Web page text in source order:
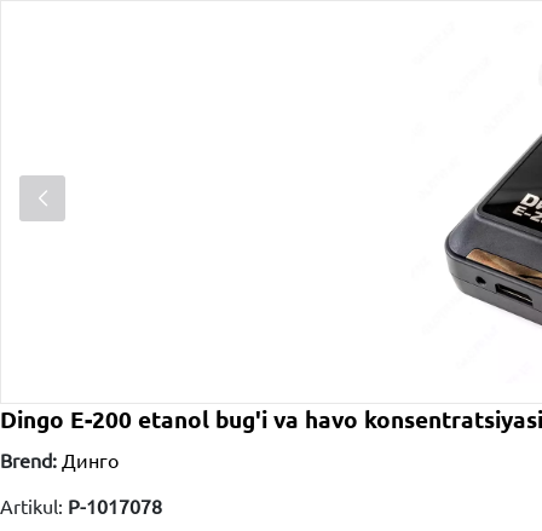
Dingo E-200 etanol bug'i va havo
Brend: Динго
Artikul: P-1017078